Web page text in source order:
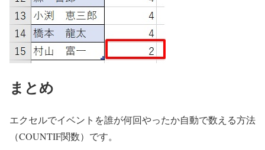
まとめ
エクセルでイベントを誰が何回やったか自動で数える方法
（COUNTIF関数）です。